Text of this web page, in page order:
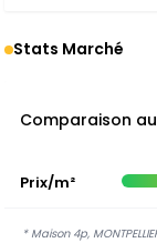
Stats Marché
Comparaison
Prix/m²
* Maison 4p,